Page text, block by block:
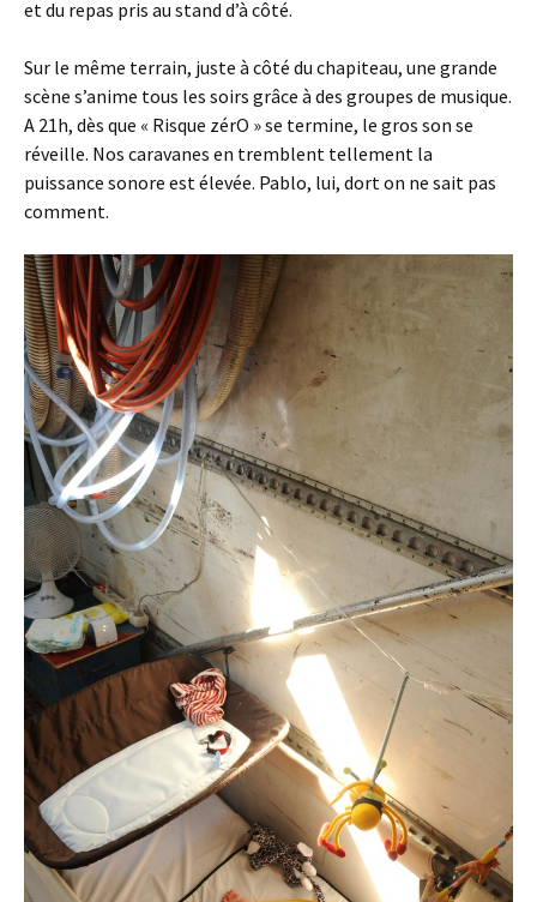
et du repas pris au stand d’à côté.
Sur le même terrain, juste à côté du chapiteau, une grande
scène s’anime tous les soirs grâce à des groupes de musique.
A 21h, dès que « Risque zérO » se termine, le gros son se
réveille. Nos caravanes en tremblent tellement la
puissance sonore est élevée. Pablo, lui, dort on ne sait pas
comment.